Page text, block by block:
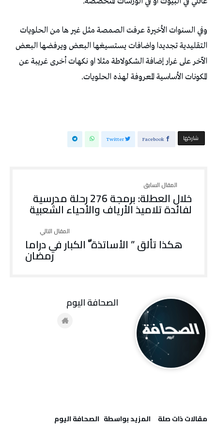
وفي السنوات الأخيرة عرفت الصمصة مثل غير ها من الحلويات
التقليدية تجديدا واضافات يستسيغها البعض ويرفضها البعض
الآخر على غرار إضافة الشكولاطة مثلا او نكهات أخرى غريبة عن
المكونات الأساسية المعروفة لهذه الحلويات.
‫‫ شاركها‬ Facebook
Twitter
خلال العطلة: برمجة 276 رحلة مدرسية
لفائدة تلاميذ الأرياف والأحياء الشعبية
هكذا تألق ” الأساتذة ّ الكبار في دراما
رمضان
‫مقالات ذات صلة‬ ‫‫المزيد بواسطة‬ ‬ ‭ ‬الصحافة‭ ‬اليوم